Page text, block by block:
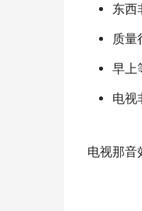
东西
质量
早上
电视
电视那音